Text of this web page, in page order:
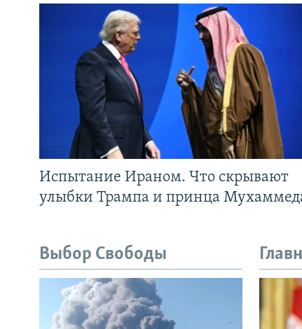
Испытание Ираном. Что скрывают
улыбки Трампа и принца
Выбор Свободы